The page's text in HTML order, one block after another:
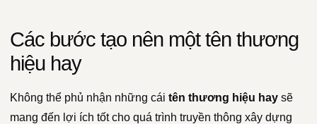
Các bước tạo nên một tên thương
hiệu hay
Không thể phủ nhận những cái tên thương hiệu hay sẽ
mang đến lợi ích tốt cho quá trình truyền thông xây dựng